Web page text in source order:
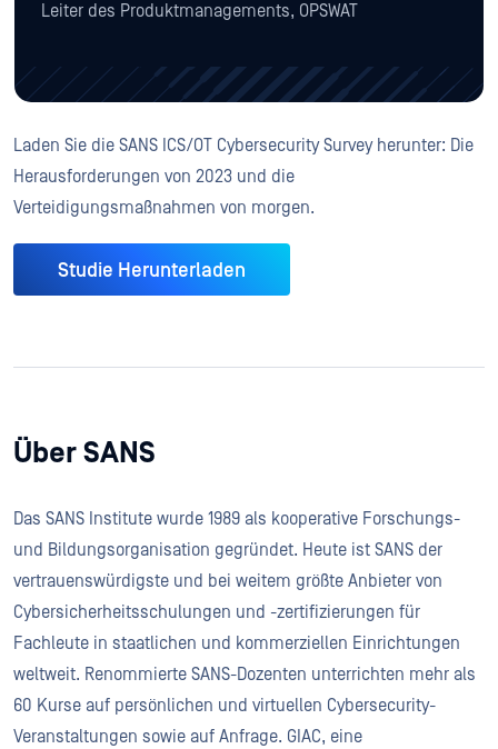
Leiter des Produktmanagements, OPSWAT
Laden Sie die SANS ICS/OT Cybersecurity Survey herunter: Die
Herausforderungen von 2023 und die
Verteidigungsmaßnahmen von morgen.
Studie Herunterladen
Über SANS
Das SANS Institute wurde 1989 als kooperative Forschungs-
und Bildungsorganisation gegründet. Heute ist SANS der
vertrauenswürdigste und bei weitem größte Anbieter von
Cybersicherheitsschulungen und -zertifizierungen für
Fachleute in staatlichen und kommerziellen Einrichtungen
weltweit. Renommierte SANS-Dozenten unterrichten mehr als
60 Kurse auf persönlichen und virtuellen Cybersecurity-
Veranstaltungen sowie auf Anfrage. GIAC, eine